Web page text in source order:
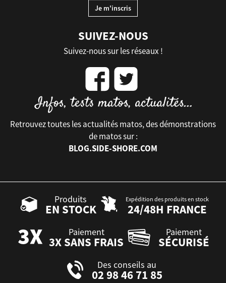
SUIVEZ-NOUS
Suivez-nous sur les réseaux !
Retrouvez toutes les actualités matos, des démonstrations
de matos sur :
BLOG.SIDE-SHORE.COM
Produits
EN STOCK
Expédition des produits en stock
24/48H FRANCE
Paiement
3X SANS FRAIS
Paiement
SÉCURISÉ
Des conseils au
02 98 46 71 85